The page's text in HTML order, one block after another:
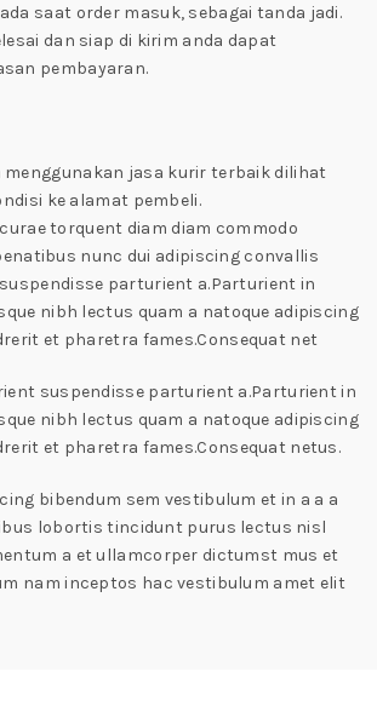
saat order masuk, sebagai tanda jadi.
dan siap di kirim anda dapat
pembayaran.
jasa kurir terbaik dilihat
ke alamat pembeli.
torquent diam diam commodo
nunc dui adipiscing convallis
parturient a.Parturient in
nibh lectus quam a natoque adipiscing
et pharetra fames.Consequat net
suspendisse parturient a.Parturient in
nibh lectus quam a natoque adipiscing
et pharetra fames.Consequat netus.
bibendum sem vestibulum et in a a a
lobortis tincidunt purus lectus nisl
a et ullamcorper dictumst mus et
nam inceptos hac vestibulum amet elit